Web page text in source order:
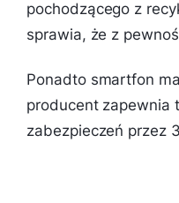
pochodzącego z
sprawia, że z
Ponadto smartfon
producent zapewnia
zabezpieczeń przez